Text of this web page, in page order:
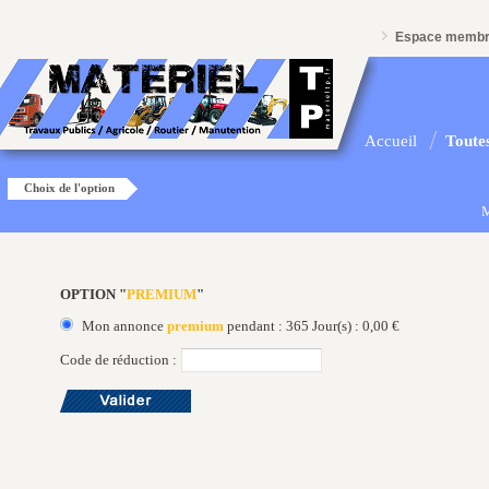
Espace
Accueil
Choix de l'option
OPTION "PREMIUM"
Mon annonce premium pendant : 365 Jour(s) : 0,00 €
Code de réduction :